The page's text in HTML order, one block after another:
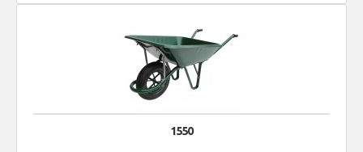
1550